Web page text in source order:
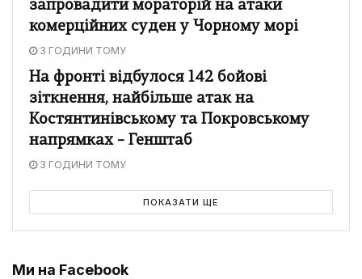
запровадити мораторій на атаки
комерційних суден у Чорному морі
3 ГОДИНИ ТОМУ
На фронті відбулося 142 бойові
зіткнення, найбільше атак на
Костянтинівському та Покровському
напрямках – Генштаб
3 ГОДИНИ ТОМУ
ПОКАЗАТИ ЩЕ
Ми на Facebook